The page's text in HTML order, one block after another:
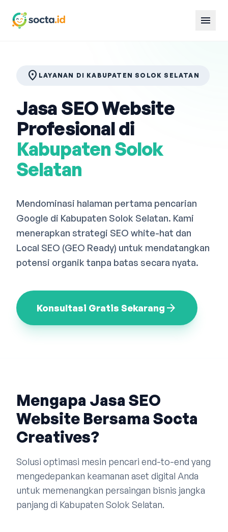
menu
Bahasa Indonesia English 中文
location_on LAYANAN DI KABUPATEN SOLOK SELATAN
Jasa SEO Website
Profesional di
Kabupaten Solok
Selatan
Mendominasi halaman pertama pencarian
Google di Kabupaten Solok Selatan. Kami
menerapkan strategi SEO white-hat dan
Local SEO (GEO Ready) untuk mendatangkan
potensi organik tanpa batas secara nyata.
Konsultasi Gratis Sekarang arrow_forward
Mengapa Jasa SEO
Website Bersama Socta
Creatives?
Solusi optimasi mesin pencari end-to-end yang
mengedepankan keamanan aset digital Anda
untuk memenangkan persaingan bisnis jangka
panjang di Kabupaten Solok Selatan.